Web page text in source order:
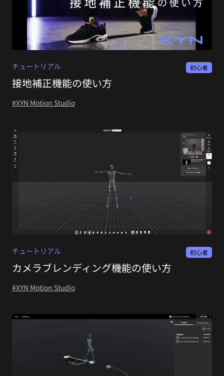
チュートリアル 初心者
接地補正機能の使い方
#XYN Motion Studio
チュートリアル 初心者
カメラブレンディング機能の使い方
#XYN Motion Studio